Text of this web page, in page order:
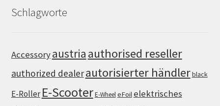
Schlagworte
Accessoryaustria authorised reseller
authorized dealerautorisierter händlerblack
E-Roller E-ScooterE-WheeleFoil elektrisches